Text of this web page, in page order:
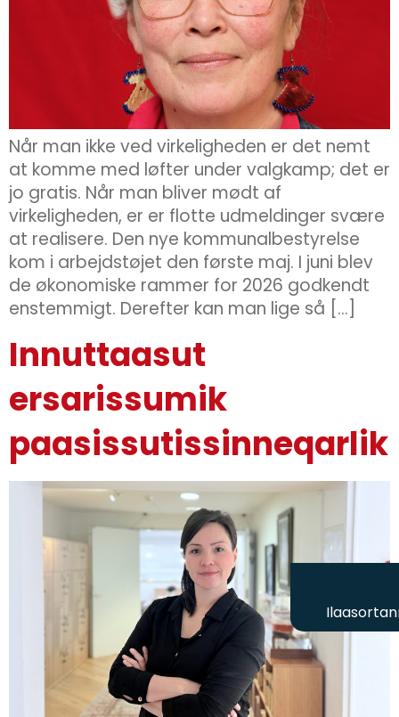
Når man ikke ved virkeligheden er det nemt
at komme med løfter under valgkamp; det er
jo gratis. Når man bliver mødt af
virkeligheden, er er flotte udmeldinger svære
at realisere. Den nye kommunalbestyrelse
kom i arbejdstøjet den første maj. I juni blev
de økonomiske rammer for 2026 godkendt
enstemmigt. Derefter kan man lige så […]
Innuttaasut
ersarissumik
paasissutissinneqarlik